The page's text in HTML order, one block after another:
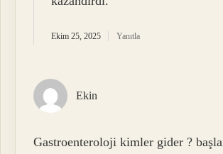
Ekim 25, 2025 Yanıtla
Ekin
Gastroenteroloji kimler gider ?